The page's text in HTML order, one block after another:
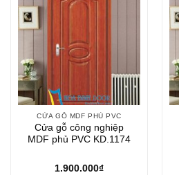
CỬA GỖ MDF PHỦ PVC
Cửa gỗ công nghiệp
MDF phủ PVC KD.1174
1.900.000₫